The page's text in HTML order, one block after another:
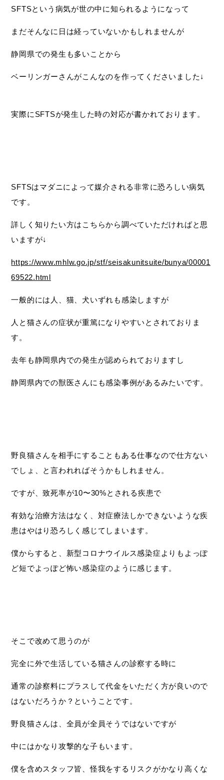
SFTSという病気が世の中に知られるようになって
まだそんなに日は経っていないかもしれませんが
静岡県での発生も多いことから
ベーリンガーさんがこんなのを作ってくださいました↓
実際にSFTSが発生した時の対応が書かれております。
SFTSはマダニによって媒介される非常に恐ろしい病気
です。
詳しく知りたい方はこちらから調べていただければと思
いますが↓
https://www.mhlw.go.jp/stf/seisakunitsuite/bunya/00001
69522.html
一般的には人、猫、犬いずれも感染しますが
人と猫さんの症状が重篤になりやすいとされておりま
す。
去年も静岡県内での発生が認められておりますし
静岡県内での獣医さんにも感染事例があるみたいです。
野良猫さんを相手にすることもある仕事なので仕方ない
でしょ、と言われればそうかもしれません。
ですが、致死率が10〜30%とされる疾患で
有効な治療方法はなく、対症療法しかできないような疾
患はやはり恐ろしく感じてしまいます。
僕からすると、新型コロナウイルス感染症よりもよっぽ
ど短でよっぽど怖い感染症のように感じます。
そこで改めて思うのが
完全に外で生活している猫さんの診察する時に
通常の診察料にプラスして代金をいただく方が良いので
はないだろうか？ということです。
野良猫さんは、全員が全員そうではないですが
中にはかなり攻撃的な子もいます。
僕を含めスタッフ皆、怪我をするリスクがかなり高くな